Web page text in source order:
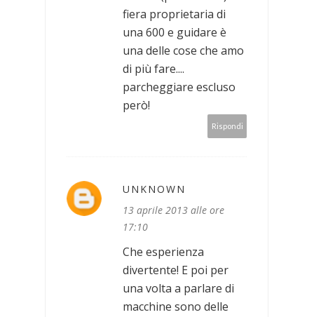
fiera proprietaria di
una 600 e guidare è
una delle cose che amo
di più fare....
parcheggiare escluso
però!
Rispondi
UNKNOWN
13 aprile 2013 alle ore
17:10
Che esperienza
divertente! E poi per
una volta a parlare di
macchine sono delle